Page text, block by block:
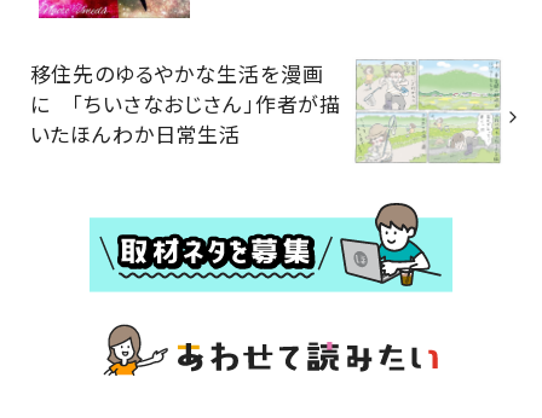
移住先のゆるやかな生活を漫画
に 「ちいさなおじさん」作者が描
いたほんわか日常生活